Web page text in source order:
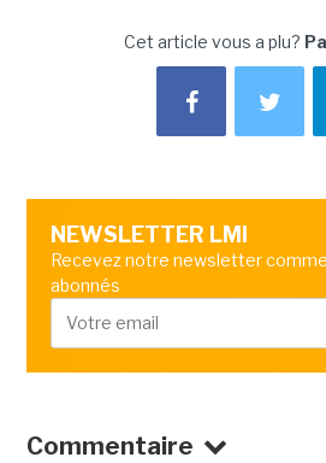
Cet article vous a plu?
NEWSLETTER LMI
Recevez notre newsletter
abonnés
Commentaire